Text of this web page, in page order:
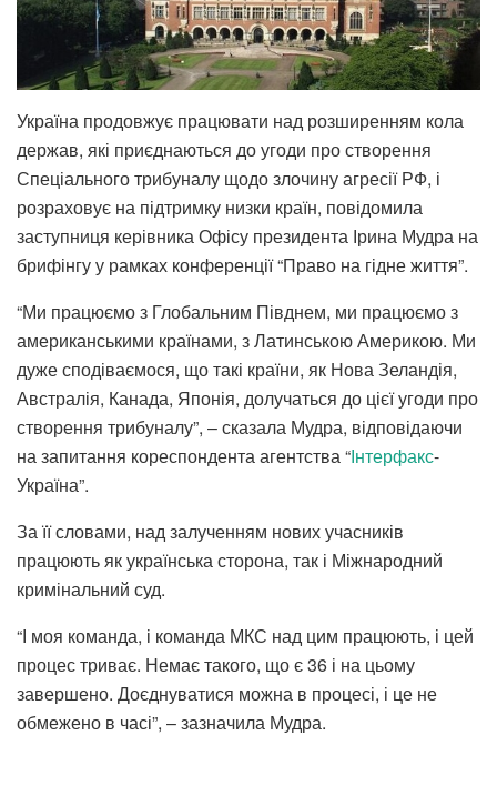
Україна продовжує працювати над розширенням кола
держав, які приєднаються до угоди про створення
Спеціального трибуналу щодо злочину агресії РФ, і
розраховує на підтримку низки країн, повідомила
заступниця керівника Офісу президента Ірина Мудра на
брифінгу у рамках конференції “Право на гідне життя”.
“Ми працюємо з Глобальним Півднем, ми працюємо з
американськими країнами, з Латинською Америкою. Ми
дуже сподіваємося, що такі країни, як Нова Зеландія,
Австралія, Канада, Японія, долучаться до цієї угоди про
створення трибуналу”, – сказала Мудра, відповідаючи
на запитання кореспондента агентства “Інтерфакс-
Україна”.
За її словами, над залученням нових учасників
працюють як українська сторона, так і Міжнародний
кримінальний суд.
“І моя команда, і команда МКС над цим працюють, і цей
процес триває. Немає такого, що є 36 і на цьому
завершено. Доєднуватися можна в процесі, і це не
обмежено в часі”, – зазначила Мудра.